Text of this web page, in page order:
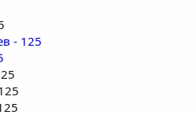
- 125